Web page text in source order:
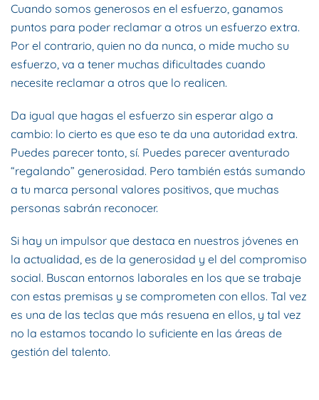
Cuando somos generosos en el esfuerzo, ganamos
puntos para poder reclamar a otros un esfuerzo extra.
Por el contrario, quien no da nunca, o mide mucho su
esfuerzo, va a tener muchas dificultades cuando
necesite reclamar a otros que lo realicen.
Da igual que hagas el esfuerzo sin esperar algo a
cambio: lo cierto es que eso te da una autoridad extra.
Puedes parecer tonto, sí. Puedes parecer aventurado
“regalando” generosidad. Pero también estás sumando
a tu marca personal valores positivos, que muchas
personas sabrán reconocer.
Si hay un impulsor que destaca en nuestros jóvenes en
la actualidad, es de la generosidad y el del compromiso
social. Buscan entornos laborales en los que se trabaje
con estas premisas y se comprometen con ellos. Tal vez
es una de las teclas que más resuena en ellos, y tal vez
no la estamos tocando lo suficiente en las áreas de
gestión del talento.